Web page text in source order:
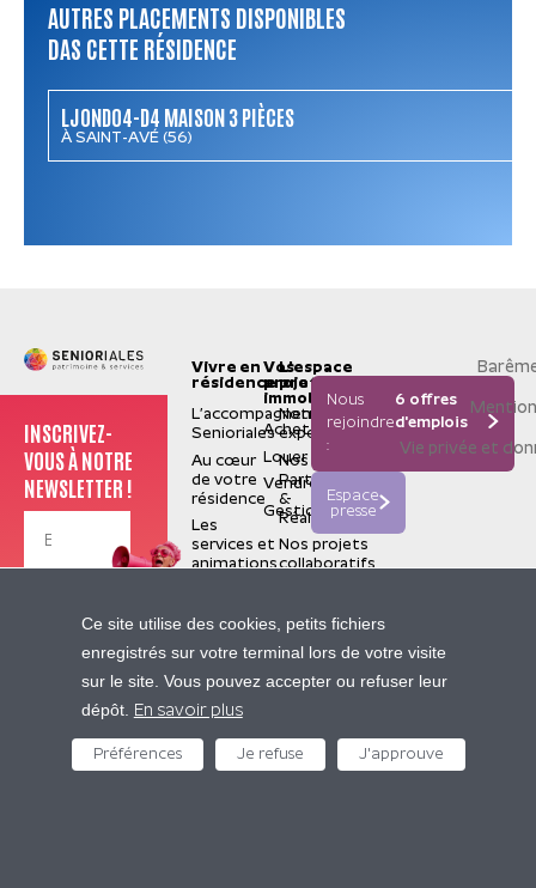
AUTRES PLACEMENTS DISPONIBLES
DAS CETTE RÉSIDENCE
LJOND04-D4 MAISON 3 PIÈCES
À SAINT-AVÉ (56)
INSCRIVEZ-
VOUS À NOTRE
NEWSLETTER !
Je m'inscris
Contactez-nous
05 62 47 94 94
Vivre en
résidence
L’accompagnement
Senioriales
Au cœur
de votre
résidence
Les
services et
animations
sommes-
nous ?
Construire
Nous
Vos
projets
immobiliers
Acheter
Louer
Vendre
Gestion
L'espace
pro
Notre
expertise
Nos
Partenaires
&
Réalisations
Nos projets
collaboratifs
de terrain
Nos
sites
Pierre
&
Nous
rejoindre
:
6 offres
d'emplois
Espace
presse
Vie privée et
Ce site utilise des cookies, petits fichiers
enregistrés sur votre terminal lors de votre visite
sur le site. Vous pouvez accepter ou refuser leur
dépôt. En savoir plus
Préférences Je refuse J'approuve